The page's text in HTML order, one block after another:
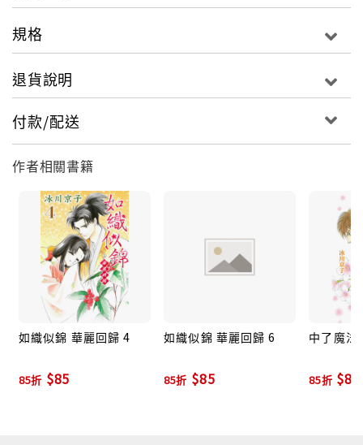
規格
退貨說明
付款/配送
作者相關書籍
如織似錦 華麗回歸 4
85折 $85
如織似錦 華麗回歸 6
85折 $85
中了魔法
85折 $85